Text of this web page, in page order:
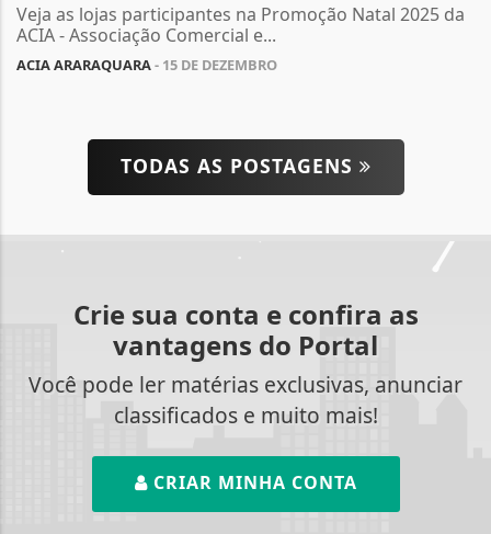
Veja as lojas participantes na Promoção Natal 2025 da
ACIA - Associação Comercial e...
ACIA ARARAQUARA- 15 DE DEZEMBRO
TODAS AS POSTAGENS
Crie sua conta e confira as
vantagens do Portal
Você pode ler matérias exclusivas, anunciar
classificados e muito mais!
CRIAR MINHA CONTA